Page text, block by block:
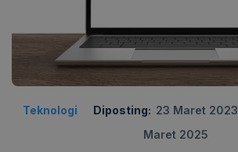
Teknologi Diposting: 23 Maret 2023
Maret 2025